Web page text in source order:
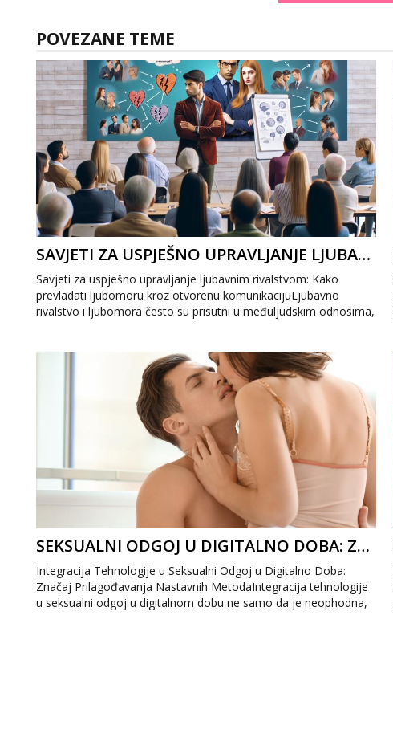
POVEZANE TEME
SAVJETI ZA USPJEŠNO UPRAVLJANJE LJUBAVNIM RIVALSTVOM: KAKO PREVLADATI LJUBOMORU
Savjeti za uspješno upravljanje ljubavnim rivalstvom: Kako
prevladati ljubomoru kroz otvorenu komunikacijuLjubavno
rivalstvo i ljubomora često su prisutni u međuljudskim odnosima,
SEKSUALNI ODGOJ U DIGITALNO DOBA: ZNAČAJ PRILAGOĐAVANJA NASTAVNIH METODA
Integracija Tehnologije u Seksualni Odgoj u Digitalno Doba:
Značaj Prilagođavanja Nastavnih MetodaIntegracija tehnologije
u seksualni odgoj u digitalnom dobu ne samo da je neophodna,